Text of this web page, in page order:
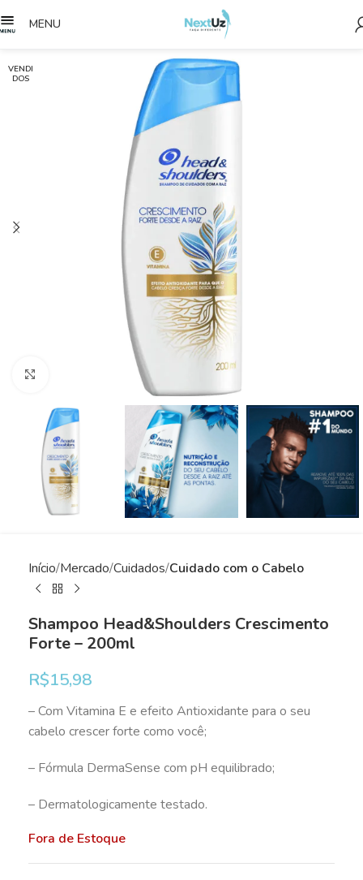
MENU
VENDI
DOS
Clique para ampliar
Início Mercado Cuidados Cuidado com o Cabelo
Shampoo Head&Shoulders Crescimento
Forte – 200ml
R$15,98
– Com Vitamina E e efeito Antioxidante para o seu
cabelo crescer forte como você;
– Fórmula DermaSense com pH equilibrado;
– Dermatologicamente testado.
Fora de Estoque